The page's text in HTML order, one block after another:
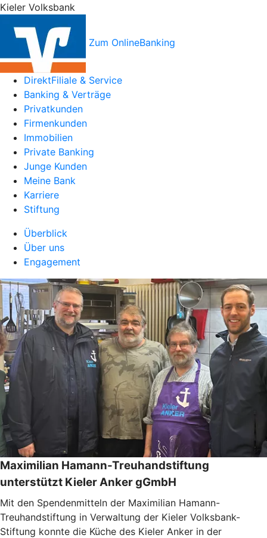
Kieler Volksbank
Zum OnlineBanking
DirektFiliale & Service
Banking & Verträge
Privatkunden
Firmenkunden
Immobilien
Private Banking
Junge Kunden
Meine Bank
Karriere
Stiftung
Überblick
Über uns
Engagement
Maximilian Hamann-Treuhandstiftung
unterstützt Kieler Anker gGmbH
Mit den Spendenmitteln der Maximilian Hamann-
Treuhandstiftung in Verwaltung der Kieler Volksbank-
Stiftung konnte die Küche des Kieler Anker in der